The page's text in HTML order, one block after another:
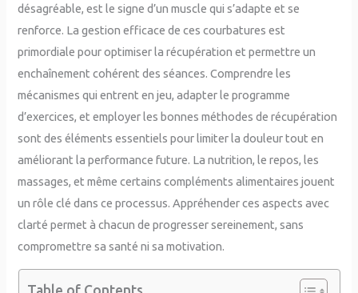
désagréable, est le signe d’un muscle qui s’adapte et se
renforce. La gestion efficace de ces courbatures est
primordiale pour optimiser la récupération et permettre un
enchaînement cohérent des séances. Comprendre les
mécanismes qui entrent en jeu, adapter le programme
d’exercices, et employer les bonnes méthodes de récupération
sont des éléments essentiels pour limiter la douleur tout en
améliorant la performance future. La nutrition, le repos, les
massages, et même certains compléments alimentaires jouent
un rôle clé dans ce processus. Appréhender ces aspects avec
clarté permet à chacun de progresser sereinement, sans
compromettre sa santé ni sa motivation.
Table of Contents